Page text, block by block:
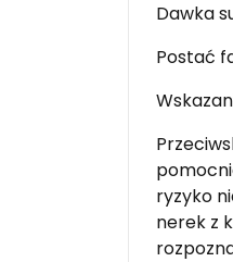
Dawka
Postać
ryzyko
nerek z